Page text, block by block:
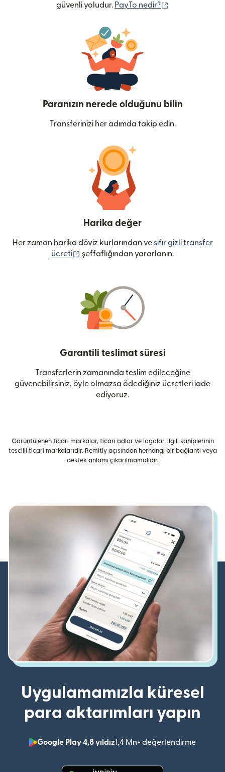
güvenli yoludur. PayTo nedir?
Paranızın nerede olduğunu bilin
Transferinizi her adımda takip edin.
Harika değer
Her zaman harika döviz kurlarından ve sıfır gizli transfer
ücreti
(yeni pencerede açılır)
şeffaflığından yararlanın.
Garantili teslimat süresi
Transferlerin zamanında teslim edileceğine
güvenebilirsiniz, öyle olmazsa ödediğiniz ücretleri iade
ediyoruz.
Görüntülenen ticari markalar, ticari adlar ve logolar, ilgili sahiplerinin
tescilli ticari markalarıdır. Remitly açısından herhangi bir bağlantı veya
destek anlamı çıkarılmamalıdır.
Uygulamamızla küresel
para aktarımları yapın
Google Play 4,8 yıldız1,4 Mn+ değerlendirme